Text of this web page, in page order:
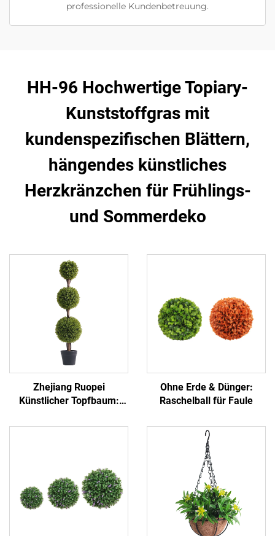
professionelle Kundenbetreuung.
HH-96 Hochwertige Topiary-
Kunststoffgras mit
kundenspezifischen Blättern,
hängendes künstliches
Herzkränzchen für Frühlings-
und Sommerdeko
Zhejiang Ruopei
Künstlicher Topfbaum:
und hochrealistisch
Ohne Erde & Dünger:
Raschelball für Faule